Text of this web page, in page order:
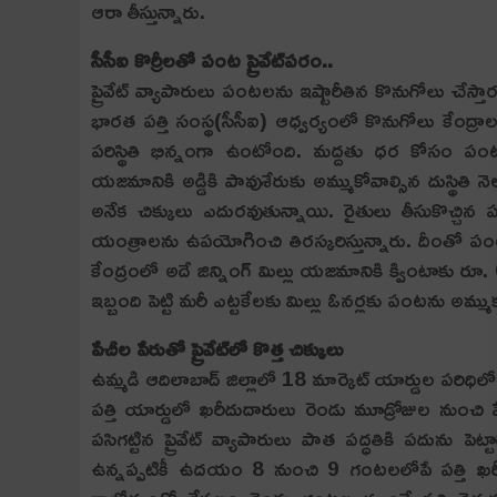
ఆరా తీస్తున్నారు.
సీసీఐ కొర్రీలతో పంట ప్రైవేట్‌పరం..
ప్రైవేట్‌ వ్యాపారులు పంటలను ఇష్టారీతిన కొనుగోలు
భారత పత్తి సంస్థ(సీసీఐ) ఆధ్వర్యంలో కొనుగోలు
పరిస్థితి భిన్నంగా ఉంటోంది. మద్దతు ధర కోసం
యజమానికి అడ్డికి పావుశేరుకు అమ్ముకోవాల్సిన దుస్థితి
అనేక చిక్కులు ఎదురవుతున్నాయి. రైతులు
యంత్రాలను ఉపయోగించి తిర‌స్క‌రిస్తున్నారు. దీంతో
కేంద్రంలో అదే జిన్నింగ్‌ మిల్లు యజమానికి క్వింటాకు రూ.
ఇబ్బంది పెట్టి మరీ ఎట్టకేలకు మిల్లు ఓనర్లకు పంటను
పేచీల పేరుతో ప్రైవేట్‌లో కొత్త చిక్కులు
ఉమ్మ‌డి ఆదిలాబాద్ జిల్లాలో 18 మార్కెట్ యార్డుల
పత్తి యార్డులో ఖరీదుదారులు రెండు మూడ్రోజుల నుంచి
పసిగట్టిన ప్రైవేట్‌ వ్యాపారులు పాత పద్ధతికి
ఉన్నప్పటికీ ఉదయం 8 నుంచి 9 గంటలలోపే పత్తి